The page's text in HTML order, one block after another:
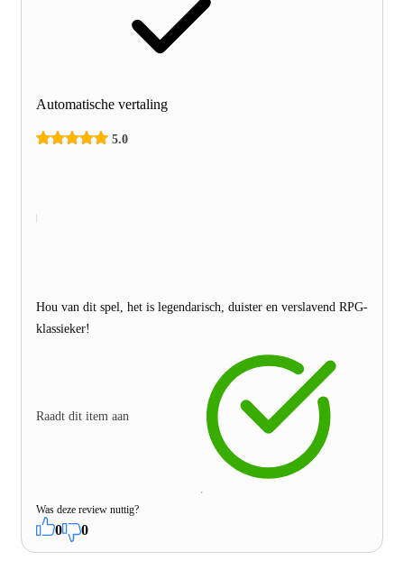
Automatische vertaling
5.0
Hou van dit spel, het is legendarisch, duister en verslavend RPG-
klassieker!
Raadt dit item aan
Was deze review nuttig?
0 0